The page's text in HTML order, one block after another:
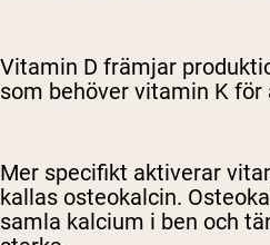
Vitamin D främjar
som behöver vitamin K
Mer specifikt aktiverar
kallas osteokalcin.
samla kalcium i ben och